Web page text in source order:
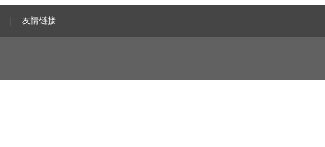
友情链接